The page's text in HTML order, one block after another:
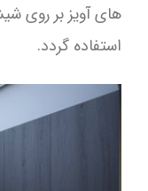
های آویز بر روی
استفاده گردد.